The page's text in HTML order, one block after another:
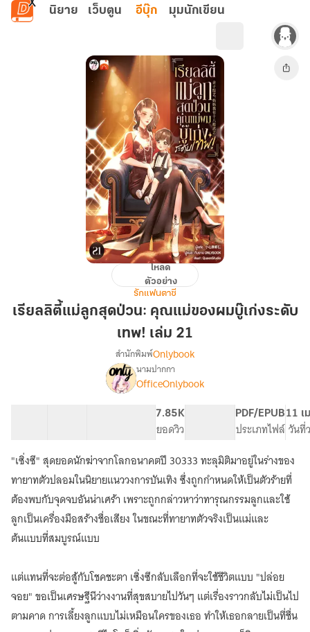
ข้ามไปยังเนื้อหาหลัก
นิยาย เว็บตูน อีบุ๊ก มุมนักเขียน
เรียลลิตี้
ลูก
สุด
ผม
เก่ง
ระดับ
เทพ!
เล่ม
21
โหลด
ตัวอย่าง
รักแฟนตาซี
เรียลลิตี้แม่ลูกสุดป่วน: คุณแม่ของผมบู๊เก่งระดับ
เทพ! เล่ม 21
เรื่อง
เรียลลิตี้
แม่
ลูก
สุด
ป่วน:
คุณ
แม่
ของ
ผม
บู๊
เก่ง
สำนักพิมพ์Onlybook
นามปากกา
OfficeOnlybook
7.85K
ยอดวิว
PDF/EPUB
ประเภทไฟล์
11 เ
วันที่
"เซิ่งซี" สุดยอดนักฆ่าจากโลกอนาคตปี 30333 ทะลุมิติมาอยู่ในร่างของ
ทายาทตัวปลอมในนิยายแนววงการบันเทิง ซึ่งถูกกำหนดให้เป็นตัวร้ายที่
ต้องพบกับจุดจบอันน่าเศร้า เพราะถูกกล่าวหาว่าทารุณกรรมลูกและใช้
ลูกเป็นเครื่องมือสร้างชื่อเสียง ในขณะที่ทายาทตัวจริงเป็นแม่และ
ต้นแบบที่สมบูรณ์แบบ
แต่แทนที่จะต่อสู้กับโชคชะตา เซิ่งซีกลับเลือกที่จะใช้ชีวิตแบบ "ปล่อย
จอย" ขอเป็นเศรษฐีนีว่างงานที่สุขสบายไปวันๆ แต่เรื่องราวกลับไม่เป็นไป
ตามคาด การเลี้ยงลูกแบบไม่เหมือนใครของเธอ ทำให้เธอกลายเป็นที่ชื่น